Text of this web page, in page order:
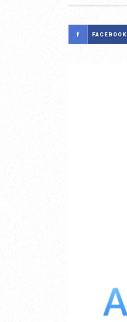
FACEBOOK